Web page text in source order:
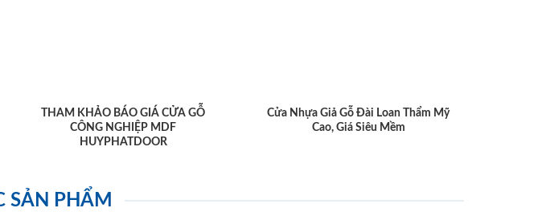
THAM KHẢO BÁO GIÁ CỬA GỖ
CÔNG NGHIỆP MDF
HUYPHATDOOR
Cửa Nhựa Giả Gỗ Đài Loan Thẩm Mỹ
Cao, Giá Siêu Mềm
SẢN PHẨM